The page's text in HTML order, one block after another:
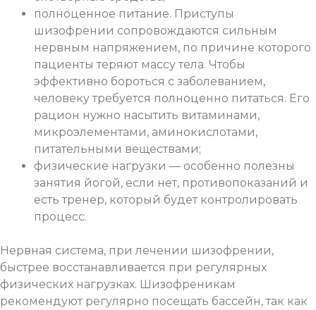
полноценное питание. Приступы
шизофрении сопровождаются сильным
нервным напряжением, по причине которого
пациенты теряют массу тела. Чтобы
эффективно бороться с заболеванием,
человеку требуется полноценно питаться. Его
рацион нужно насытить витаминами,
микроэлементами, аминокислотами,
питательными веществами;
физические нагрузки — особенно полезны
занятия йогой, если нет, противопоказаний и
есть тренер, который будет контролировать
процесс.
Нервная система, при лечении шизофрении,
быстрее восстанавливается при регулярных
физических нагрузках. Шизофреникам
рекомендуют регулярно посещать бассейн, так как